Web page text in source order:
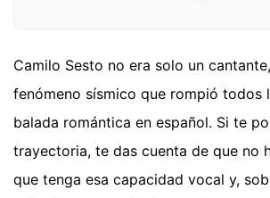
Camilo Sesto no era solo un
fenómeno sísmico que rompió todos
balada romántica en español. Si te
trayectoria, te das cuenta de que no
que tenga esa capacidad vocal y,